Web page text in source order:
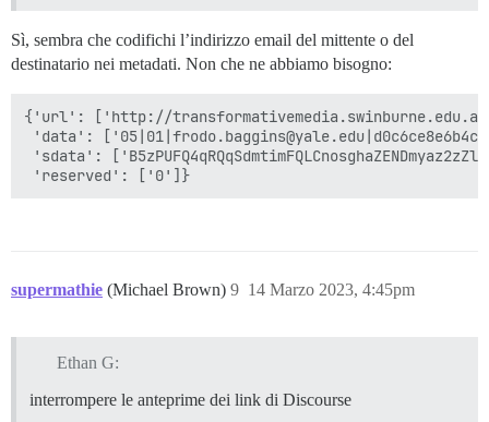
Sì, sembra che codifichi l’indirizzo email del mittente o del
destinatario nei metadati. Non che ne abbiamo bisogno:
{'url': ['http://
'data':
'sdata':
supermathie (Michael Brown) 14 Marzo 2023, 4:45pm
9
Ethan G:
interrompere le anteprime dei link di Discourse